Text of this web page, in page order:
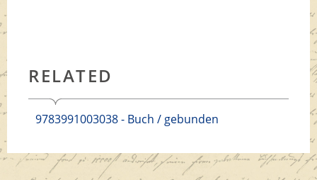
RELATED
9783991003038 - Buch / gebunden